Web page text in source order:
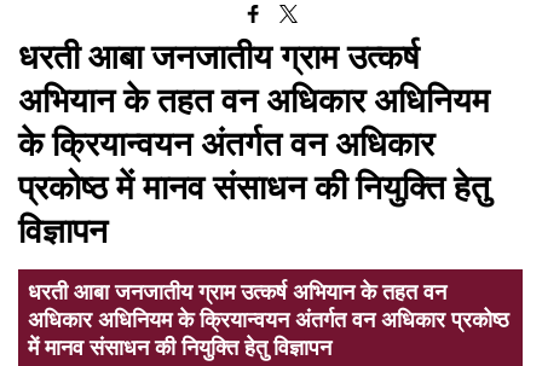
धरती आबा जनजातीय ग्राम उत्कर्ष
अभियान के तहत वन अधिकार अधिनियम
के क्रियान्वयन अंतर्गत वन अधिकार
प्रकोष्ठ में मानव संसाधन की नियुक्ति हेतु
विज्ञापन
धरती आबा जनजातीय ग्राम उत्कर्ष अभियान के तहत वन
अधिकार अधिनियम के क्रियान्वयन अंतर्गत वन अधिकार प्रकोष्ठ
में मानव संसाधन की नियुक्ति हेतु विज्ञापन